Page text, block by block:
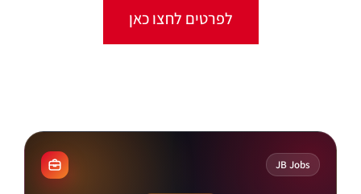
לפרטים לחצו כאן
קורסים מקוונים
JB Jobs